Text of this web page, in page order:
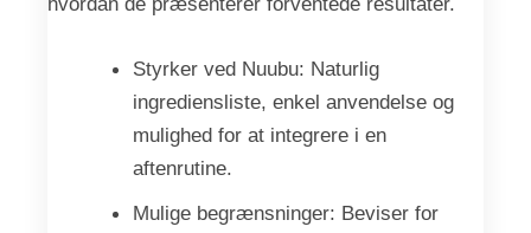
Styrker ved Nuubu: Naturlig
ingrediensliste, enkel anvendelse og
mulighed for at integrere i en
aftenrutine.
Mulige begrænsninger: Beviser for